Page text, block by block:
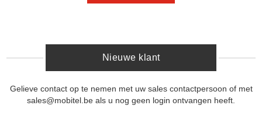
Nieuwe klant
Gelieve contact op te nemen met uw sales contactpersoon of met
sales@mobitel.be als u nog geen login ontvangen heeft.